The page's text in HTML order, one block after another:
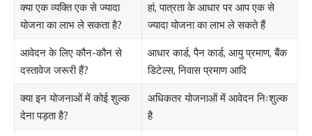
क्या एक व्यक्ति एक से ज्यादा
योजना का लाभ ले सकता है?
हां, पात्रता के आधार पर आप एक से
ज्यादा योजना का लाभ ले सकते हैं
आवेदन के लिए कौन-कौन से
दस्तावेज जरूरी हैं?
आधार कार्ड, पैन कार्ड, आयु प्रमाण, बैंक
डिटेल्स, निवास प्रमाण आदि
क्या इन योजनाओं में कोई शुल्क
देना पड़ता है?
अधिकतर योजनाओं में आवेदन निःशुल्क
है